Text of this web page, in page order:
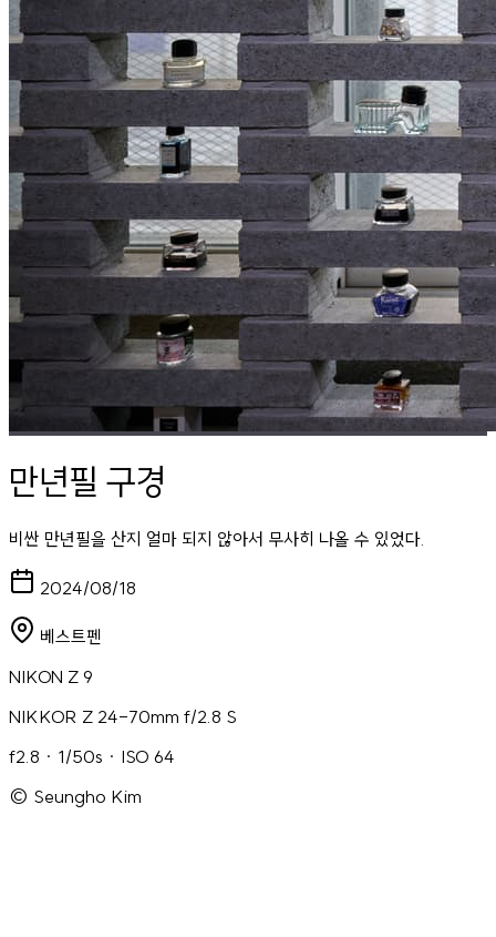
만년필 구경
비싼 만년필을 산지 얼마 되지 않아서 무사히 나올 수 있었다.
2024/08/18
베스트펜
NIKON Z 9
NIKKOR Z 24-70mm f/2.8 S
f2.8 · 1/50s · ISO 64
© Seungho Kim